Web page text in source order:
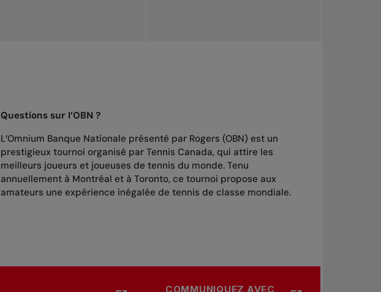
Questions sur l’OBN ?
L’Omnium Banque Nationale présenté par Rogers (OBN) est un
prestigieux tournoi organisé par Tennis Canada, qui attire les
meilleurs joueurs et joueuses de tennis du monde. Tenu
annuellement à Montréal et à Toronto, ce tournoi propose aux
amateurs une expérience inégalée de tennis de classe mondiale.
COMMUNIQUEZ AVEC